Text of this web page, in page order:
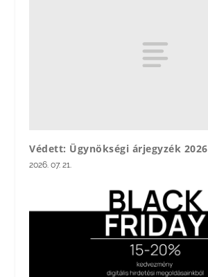
Védett: Ügynökségi árjegyzék 2026
2026. 07. 21.